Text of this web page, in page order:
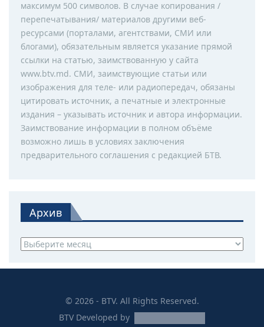
максимум 500 символов. В случае копирования /
перепечатывания/ материалов другими веб-
ресурсами (порталами, агентствами, СМИ или
блогами), обязательным является указание прямой
ссылки на статью, заимствованную у сайта
www.btv.md. СМИ, заимствующие статьи или
изображения для теле- или радиопередач, обязаны
цитировать источник, а печатные и электронные
издания – указывать источник и автора информации.
Заимствование информации в полном объёме
возможно лишь в условиях заключения
предварительного соглашения с редакцией БТВ.
Архив
Архив
© 2026 - BTV. All Rights Reserved.
BTVDeveloped by